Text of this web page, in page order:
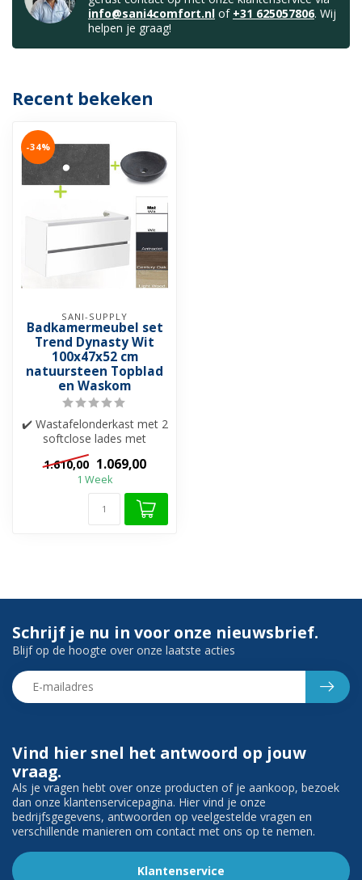
info@sani4comfort.nl of +31 625057806. Wij
helpen je graag!
Recent bekeken
-34%
SANI-SUPPLY
Badkamermeubel set
Trend Dynasty Wit
100x47x52 cm
natuursteen Topblad
en Waskom
✔️ Wastafelonderkast met 2
softclose lades met
greeplijst (aluminium)
✔️ Natuur...
1.610,00 1.069,00
1 Week
Vind hier snel het antwoord op jouw
vraag.
Als je vragen hebt over onze producten of je aankoop, bezoek
dan onze klantenservicepagina. Hier vind je onze
bedrijfsgegevens, antwoorden op veelgestelde vragen en
verschillende manieren om contact met ons op te nemen.
Klantenservice
Schrijf je nu in voor onze nieuwsbrief.
Blijf op de hoogte over onze laatste acties